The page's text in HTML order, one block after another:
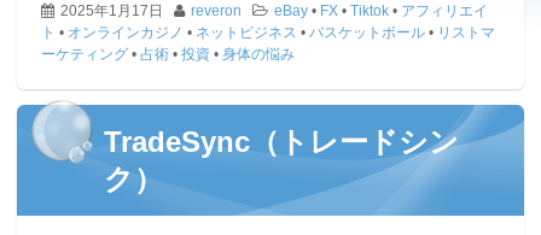
2025年1月17日 reveron eBay • FX • Tiktok • アフィリエイ
ト • オンラインカジノ • ネットビジネス • バスケットボール • リストマ
ーケティング • 占術 • 投資 • 身体の悩み
TradeSync（トレードシン
ク）